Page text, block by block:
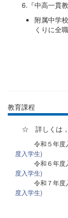
6.『中高一貫
附属中学
くりに全
教育課程
☆ 詳しくは，
令和５年
度入学生)
令和６年度
度入学生)
令和７年度
度入学生)